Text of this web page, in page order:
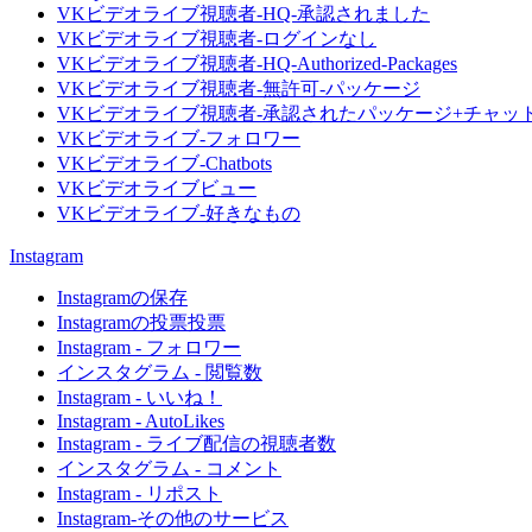
VKビデオライブ視聴者-HQ-承認されました
VKビデオライブ視聴者-ログインなし
VKビデオライブ視聴者-HQ-Authorized-Packages
VKビデオライブ視聴者-無許可-パッケージ
VKビデオライブ視聴者-承認されたパッケージ+チャッ
VKビデオライブ-フォロワー
VKビデオライブ-Chatbots
VKビデオライブビュー
VKビデオライブ-好きなもの
Instagram
Instagramの保存
Instagramの投票投票
Instagram - フォロワー
インスタグラム - 閲覧数
Instagram - いいね！
Instagram - AutoLikes
Instagram - ライブ配信の視聴者数
インスタグラム - コメント
Instagram - リポスト
Instagram-その他のサービス